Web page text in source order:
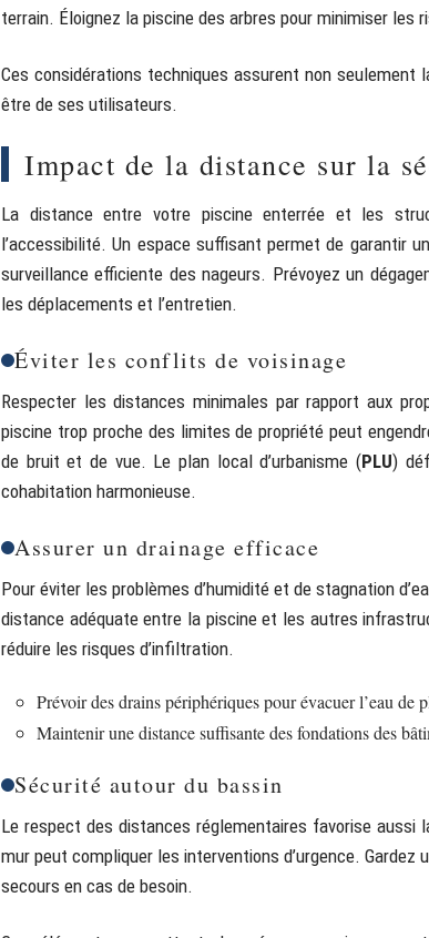
terrain. Éloignez la piscine des arbres pour minimiser les
Ces considérations techniques assurent non
être de ses utilisateurs.
Impact de la distance sur la
La distance entre votre piscine enterrée et les
l’accessibilité. Un espace suffisant permet de garantir
surveillance efficiente des nageurs. Prévoyez un
les déplacements et l’entretien.
Éviter les conflits de voisinage
Respecter les distances minimales par rapport aux
piscine trop proche des limites de propriété peut
de bruit et de vue. Le plan local d’urbanisme (PLU)
cohabitation harmonieuse.
Assurer un drainage efficace
Pour éviter les problèmes d’humidité et de stagnation
distance adéquate entre la piscine et les autres
réduire les risques d’infiltration.
Prévoir des drains périphériques pour évacuer l’eau de
Maintenir une distance suffisante des fondations des
Sécurité autour du bassin
Le respect des distances réglementaires favorise aussi
mur peut compliquer les interventions d’urgence.
secours en cas de besoin.